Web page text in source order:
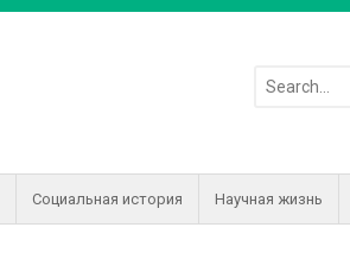
Социальная история Научная жизнь